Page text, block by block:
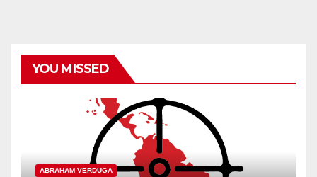
YOU MISSED
ABRAHAM VERDUGA